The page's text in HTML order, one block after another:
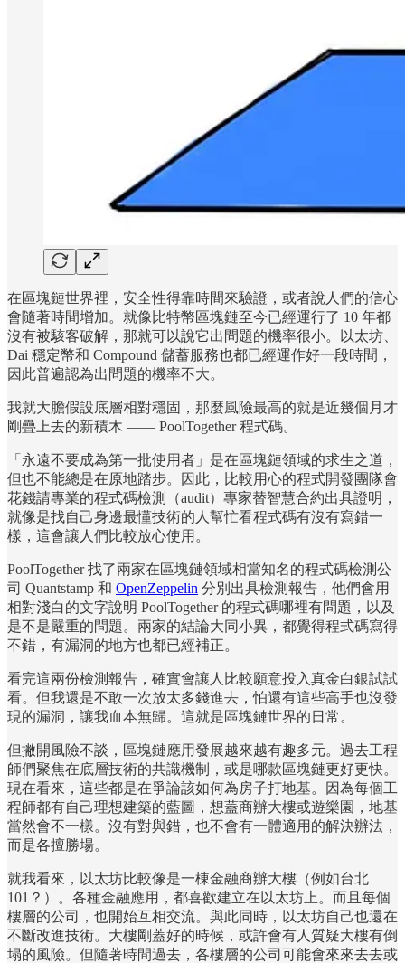
在區塊鏈世界裡，安全性得靠時間來驗證，或者說人們的信心
會隨著時間增加。就像比特幣區塊鏈至今已經運行了 10 年都
沒有被駭客破解，那就可以說它出問題的機率很小。以太坊、
Dai 穩定幣和 Compound 儲蓄服務也都已經運作好一段時間，
因此普遍認為出問題的機率不大。
我就大膽假設底層相對穩固，那麼風險最高的就是近幾個月才
剛疊上去的新積木 —— PoolTogether 程式碼。
「永遠不要成為第一批使用者」是在區塊鏈領域的求生之道，
但也不能總是在原地踏步。因此，比較用心的程式開發團隊會
花錢請專業的程式碼檢測（audit）專家替智慧合約出具證明，
就像是找自己身邊最懂技術的人幫忙看程式碼有沒有寫錯一
樣，這會讓人們比較放心使用。
PoolTogether 找了兩家在區塊鏈領域相當知名的程式碼檢測公
司 Quantstamp 和 OpenZeppelin 分別出具檢測報告，他們會用
相對淺白的文字說明 PoolTogether 的程式碼哪裡有問題，以及
是不是嚴重的問題。兩家的結論大同小異，都覺得程式碼寫得
不錯，有漏洞的地方也都已經補正。
看完這兩份檢測報告，確實會讓人比較願意投入真金白銀試試
看。但我還是不敢一次放太多錢進去，怕還有這些高手也沒發
現的漏洞，讓我血本無歸。這就是區塊鏈世界的日常。
但撇開風險不談，區塊鏈應用發展越來越有趣多元。過去工程
師們聚焦在底層技術的共識機制，或是哪款區塊鏈更好更快。
現在看來，這些都是在爭論該如何為房子打地基。因為每個工
程師都有自己理想建築的藍圖，想蓋商辦大樓或遊樂園，地基
當然會不一樣。沒有對與錯，也不會有一體適用的解決辦法，
而是各擅勝場。
就我看來，以太坊比較像是一棟金融商辦大樓（例如台北
101？）。各種金融應用，都喜歡建立在以太坊上。而且每個
樓層的公司，也開始互相交流。與此同時，以太坊自己也還在
不斷改進技術。大樓剛蓋好的時候，或許會有人質疑大樓有倒
塌的風險。但隨著時間過去，各樓層的公司可能會來來去去或